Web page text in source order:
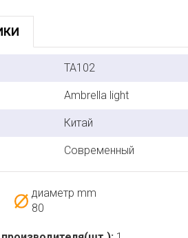
TA102
Ambrella light
Китай
Современный
диаметр mm
80